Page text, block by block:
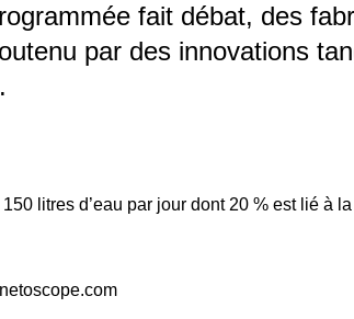
fait débat, des
par des innovations
litres d’eau par jour dont 20 % est lié à